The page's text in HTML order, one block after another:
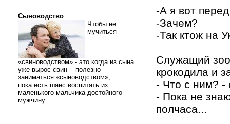
Сыноводство
Чтобы не
мучиться
«свиноводством» - это когда из сына
уже вырос свин - полезно
заниматься «сыноводством»,
пока есть шанс воспитать из
маленького мальчика достойного
мужчину.
-А я вот
-Зачем?
-Так ктож на
Служащий
крокодила и
- Что с ним? -
- Пока не
полчаса...